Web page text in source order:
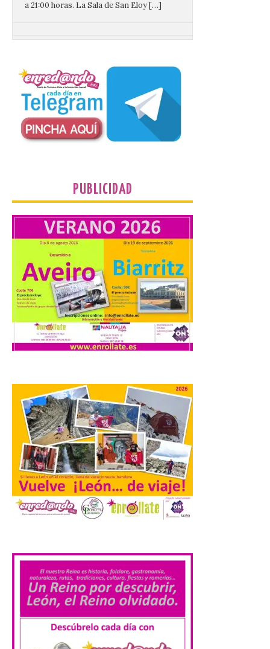
celebra el XXIV festival de
8 Ago 2026
La información en la web
del Ayuntamiento sobre
este evento es del año
2022 y la de su página de
tiene un momento culminante en […]
Villadangos recrea la
batalla en el que se
decidió el futuro del Reino
de León
8 Ago 2026
Una de las novedades de
esta edición de la Batalla
de Villadangos es el plato
días 7, 8 y 9 de este […]
Vuelve la tradicional Feria
de Dulces del Convento a
Gradefes
7 Ago 2026
Tendrá lugar el 9 de
Gradefes. Una cita
imprescindible para disfrutar de los
mejores dulces conventuales, tradición,
cultura y un ambiente único. El
Ayuntamiento de Gradefes, intentando
[…]
PUBLICIDAD